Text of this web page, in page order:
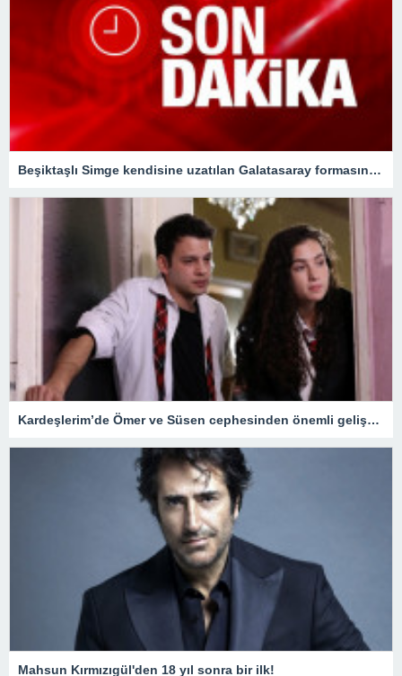
Beşiktaşlı Simge kendisine uzatılan Galatasaray formasını ’kartal’ işareti yaparak geri çevirdi
Kardeşlerim’de Ömer ve Süsen cephesinden önemli gelişmeler
Mahsun Kırmızıgül'den 18 yıl sonra bir ilk!